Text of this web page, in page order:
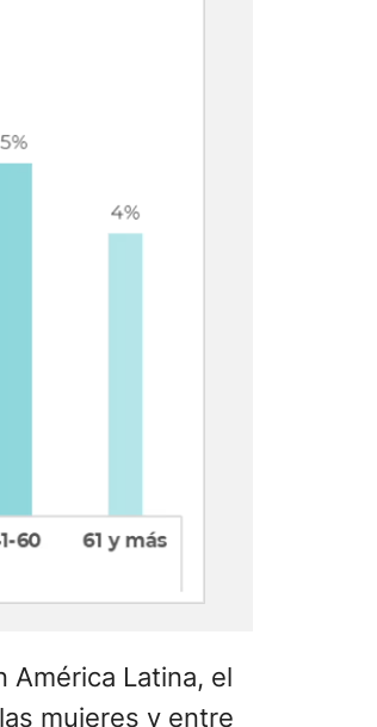
Latina, el